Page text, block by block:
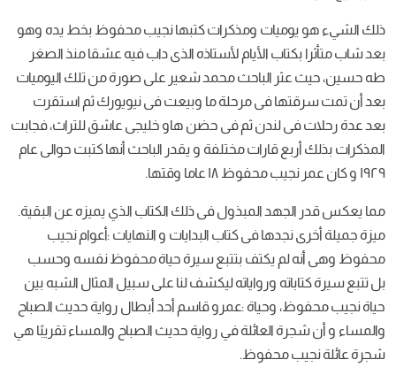
ذلك الشيء هو يوميات ومذكرات كتبها نجيب محفوظ بخط يده وهو
بعد شاب متأثرا بكتاب الأيام لأستاذه الذى داب فيه عشقا منذ الصغر
طه حسين، حيث عثر الباحث محمد شعير على صورة من تلك اليوميات
بعد أن تمت سرقتها فى مرحلة ما وبيعت فى نيويورك ثم استقرت
بعد عدة رحلات فى لندن ثم فى حضن هاو خليجى عاشق للتراث، فجابت
المذكرات بذلك أربع قارات مختلفة و يقدر الباحث أنها كتبت حوالى عام
١٩٢٩ و كان عمر نجيب محفوظ ١٨ عاما وقتها.
مما يعكس قدر الجهد المبذول فى ذلك الكتاب الذي يميزه عن البقية.
ميزة جميلة أخرى نجدها فى كتاب البدايات و النهايات :أعوام نجيب
محفوظ وهى أنه لم يكتف بتتبع سيرة حياة محفوظ نفسه وحسب
بل تتبع سيرة كتاباته ورواياته ليكشف لنا على سبيل المثال الشبه بين
حياة نجيب محفوظ، وحياة :عمرو قاسم أحد أبطال رواية حديث الصباح
والمساء و أن شجرة العائلة في رواية حديث الصباح والمساء تقريبًا هي
شجرة عائلة نجيب محفوظ.